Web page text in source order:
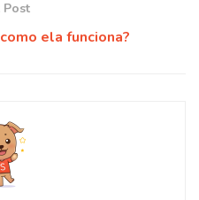
Post
ela funciona?